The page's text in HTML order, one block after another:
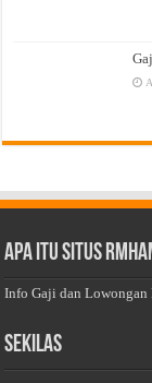
Apa Itu Situs
Info Gaji dan Lowongan
Sekilas